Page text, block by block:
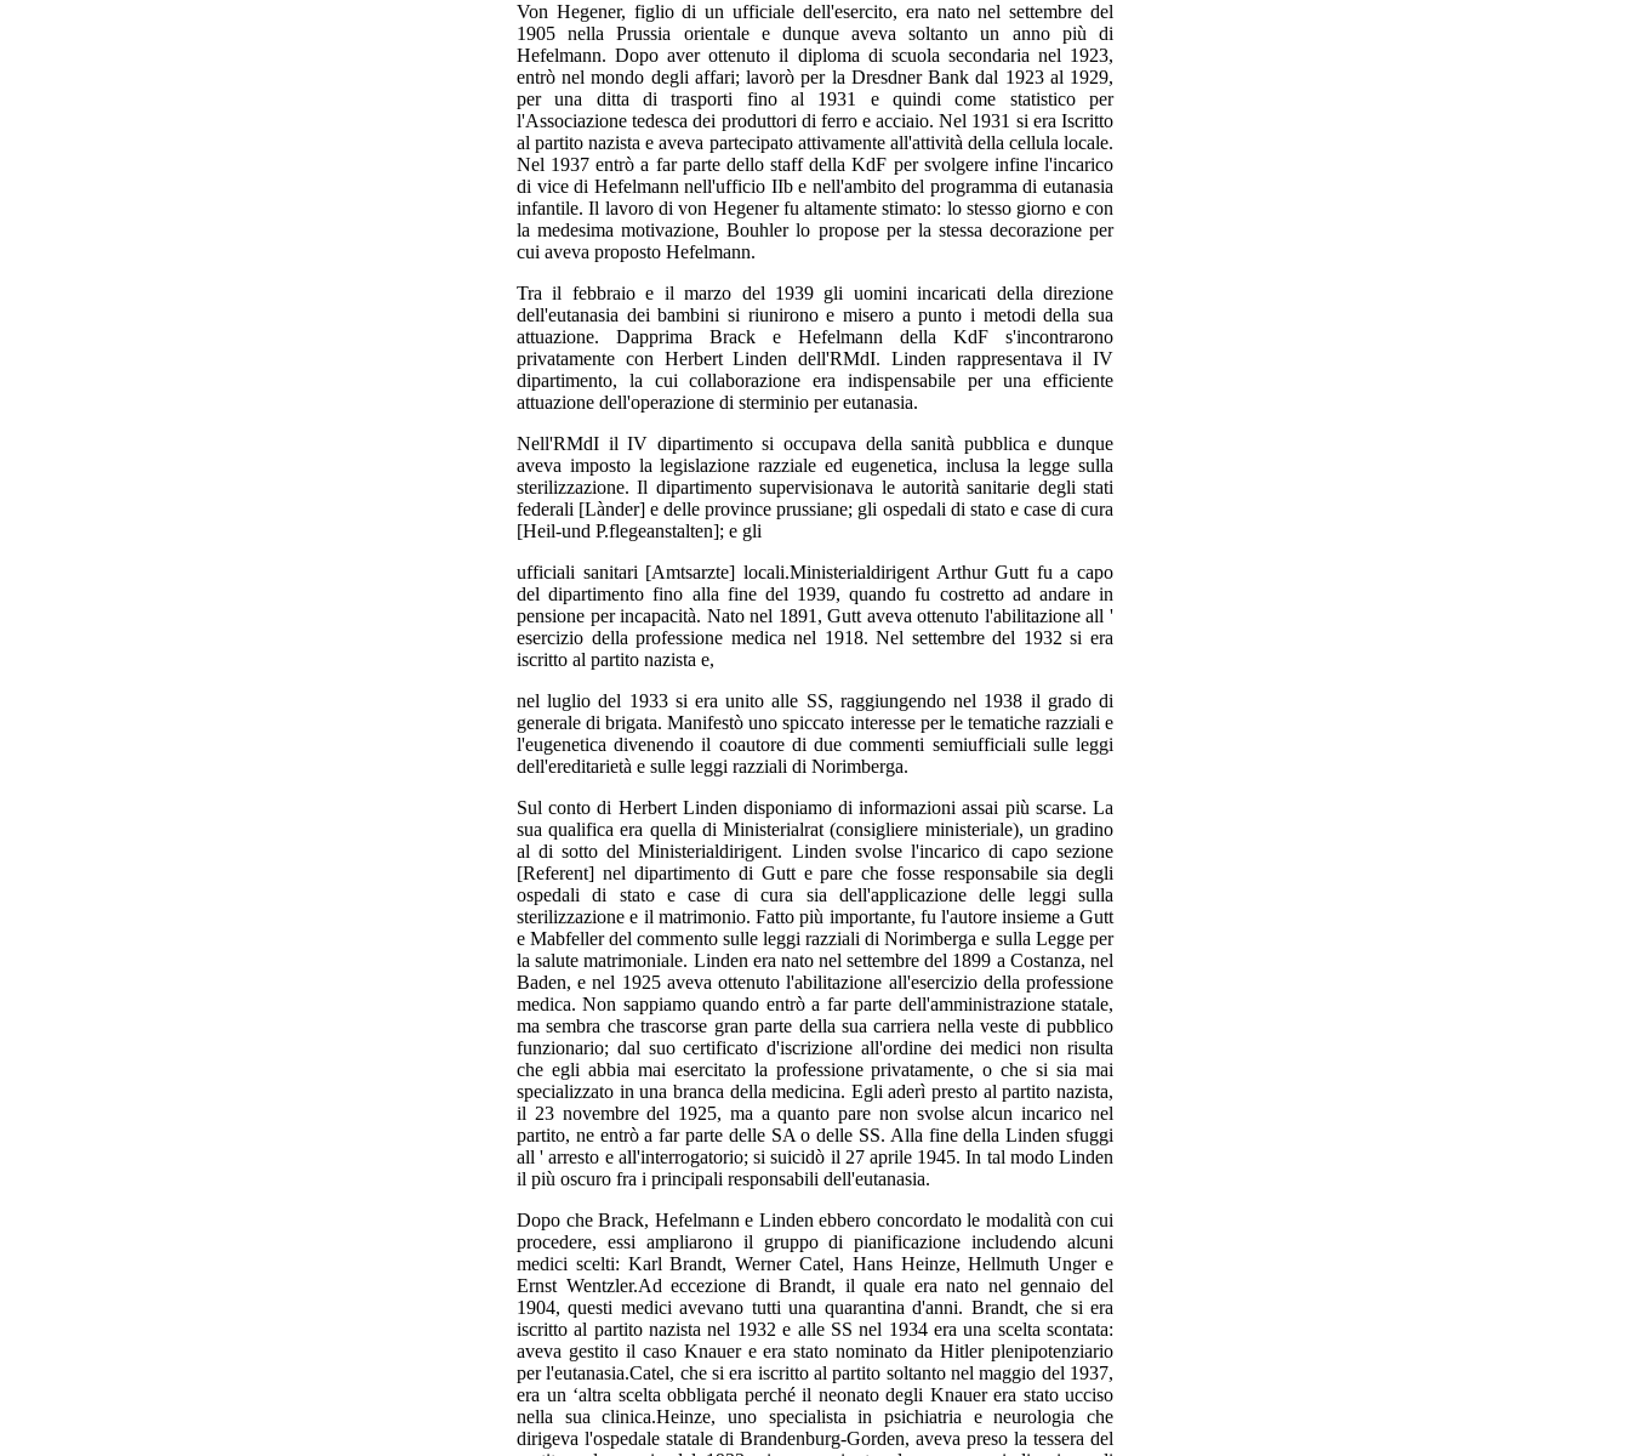
Von Hegener, figlio di un ufficiale dell'esercito, era nato nel settembre del
1905 nella Prussia orientale e dunque aveva soltanto un anno più di
Hefelmann. Dopo aver ottenuto il diploma di scuola secondaria nel 1923,
entrò nel mondo degli affari; lavorò per la Dresdner Bank dal 1923 al 1929,
per una ditta di trasporti fino al 1931 e quindi come statistico per
l'Associazione tedesca dei produttori di ferro e acciaio. Nel 1931 si era Iscritto
al partito nazista e aveva partecipato attivamente all'attività della cellula locale.
Nel 1937 entrò a far parte dello staff della KdF per svolgere infine l'incarico
di vice di Hefelmann nell'ufficio IIb e nell'ambito del programma di eutanasia
infantile. Il lavoro di von Hegener fu altamente stimato: lo stesso giorno e con
la medesima motivazione, Bouhler lo propose per la stessa decorazione per
cui aveva proposto Hefelmann.
Tra il febbraio e il marzo del 1939 gli uomini incaricati della direzione
dell'eutanasia dei bambini si riunirono e misero a punto i metodi della sua
attuazione. Dapprima Brack e Hefelmann della KdF s'incontrarono
privatamente con Herbert Linden dell'RMdI. Linden rappresentava il IV
dipartimento, la cui collaborazione era indispensabile per una efficiente
attuazione dell'operazione di sterminio per eutanasia.
Nell'RMdI il IV dipartimento si occupava della sanità pubblica e dunque
aveva imposto la legislazione razziale ed eugenetica, inclusa la legge sulla
sterilizzazione. Il dipartimento supervisionava le autorità sanitarie degli stati
federali [Lànder] e delle province prussiane; gli ospedali di stato e case di cura
[Heil-und P.flegeanstalten]; e gli
ufficiali sanitari [Amtsarzte] locali.Ministerialdirigent Arthur Gutt fu a capo
del dipartimento fino alla fine del 1939, quando fu costretto ad andare in
pensione per incapacità. Nato nel 1891, Gutt aveva ottenuto l'abilitazione all '
esercizio della professione medica nel 1918. Nel settembre del 1932 si era
iscritto al partito nazista e,
nel luglio del 1933 si era unito alle SS, raggiungendo nel 1938 il grado di
generale di brigata. Manifestò uno spiccato interesse per le tematiche razziali e
l'eugenetica divenendo il coautore di due commenti semiufficiali sulle leggi
dell'ereditarietà e sulle leggi razziali di Norimberga.
Sul conto di Herbert Linden disponiamo di informazioni assai più scarse. La
sua qualifica era quella di Ministerialrat (consigliere ministeriale), un gradino
al di sotto del Ministerialdirigent. Linden svolse l'incarico di capo sezione
[Referent] nel dipartimento di Gutt e pare che fosse responsabile sia degli
ospedali di stato e case di cura sia dell'applicazione delle leggi sulla
sterilizzazione e il matrimonio. Fatto più importante, fu l'autore insieme a Gutt
e Mabfeller del commento sulle leggi razziali di Norimberga e sulla Legge per
la salute matrimoniale. Linden era nato nel settembre del 1899 a Costanza, nel
Baden, e nel 1925 aveva ottenuto l'abilitazione all'esercizio della professione
medica. Non sappiamo quando entrò a far parte dell'amministrazione statale,
ma sembra che trascorse gran parte della sua carriera nella veste di pubblico
funzionario; dal suo certificato d'iscrizione all'ordine dei medici non risulta
che egli abbia mai esercitato la professione privatamente, o che si sia mai
specializzato in una branca della medicina. Egli aderì presto al partito nazista,
il 23 novembre del 1925, ma a quanto pare non svolse alcun incarico nel
partito, ne entrò a far parte delle SA o delle SS. Alla fine della Linden sfuggi
all ' arresto e all'interrogatorio; si suicidò il 27 aprile 1945. In tal modo Linden
il più oscuro fra i principali responsabili dell'eutanasia.
Dopo che Brack, Hefelmann e Linden ebbero concordato le modalità con cui
procedere, essi ampliarono il gruppo di pianificazione includendo alcuni
medici scelti: Karl Brandt, Werner Catel, Hans Heinze, Hellmuth Unger e
Ernst Wentzler.Ad eccezione di Brandt, il quale era nato nel gennaio del
1904, questi medici avevano tutti una quarantina d'anni. Brandt, che si era
iscritto al partito nazista nel 1932 e alle SS nel 1934 era una scelta scontata:
aveva gestito il caso Knauer e era stato nominato da Hitler plenipotenziario
per l'eutanasia.Catel, che si era iscritto al partito soltanto nel maggio del 1937,
era un ‘altra scelta obbligata perché il neonato degli Knauer era stato ucciso
nella sua clinica.Heinze, uno specialista in psichiatria e neurologia che
dirigeva l'ospedale statale di Brandenburg-Gorden, aveva preso la tessera del